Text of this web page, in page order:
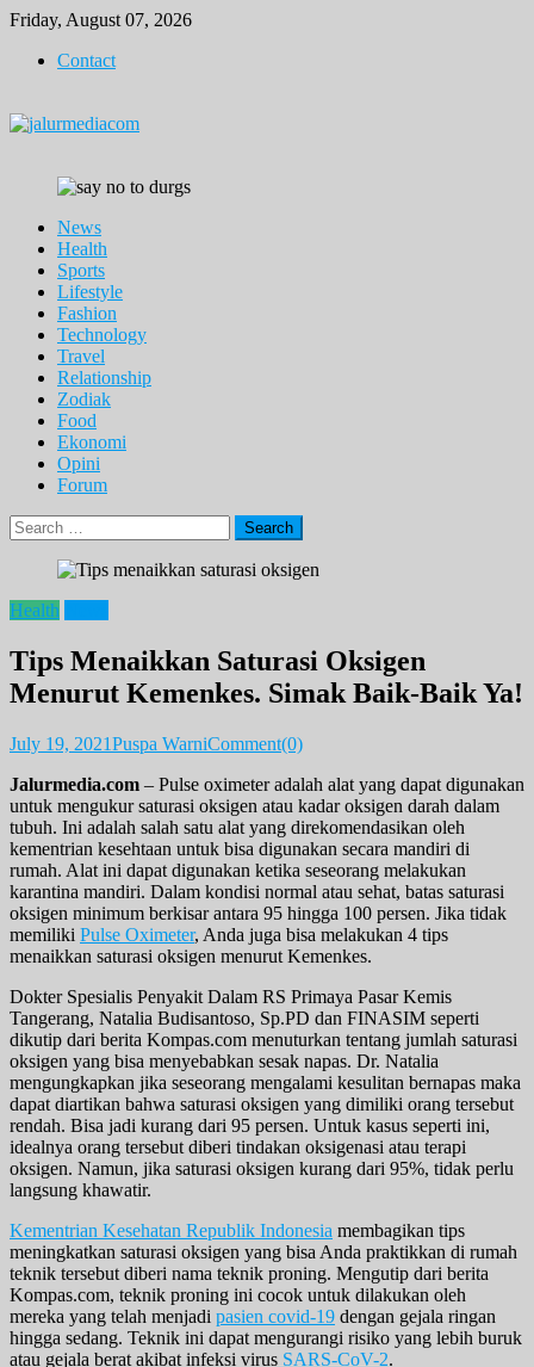
Skip
content
Friday, August 07, 2026
Contact
News
Health
Sports
Lifestyle
Fashion
Technology
Travel
Relationship
Zodiak
Food
Ekonomi
Opini
Forum
Search
for:
Health
Tips Menaikkan Saturasi Oksigen
Menurut Kemenkes. Simak Baik-Baik Ya!
July 19, 2021Puspa WarniComment(0)
Jalurmedia.com – Pulse oximeter adalah alat yang dapat digunakan
untuk mengukur saturasi oksigen atau kadar oksigen darah dalam
tubuh. Ini adalah salah satu alat yang direkomendasikan oleh
kementrian kesehtaan untuk bisa digunakan secara mandiri di
rumah. Alat ini dapat digunakan ketika seseorang melakukan
karantina mandiri. Dalam kondisi normal atau sehat, batas saturasi
oksigen minimum berkisar antara 95 hingga 100 persen. Jika tidak
memiliki Pulse Oximeter, Anda juga bisa melakukan 4 tips
menaikkan saturasi oksigen menurut Kemenkes.
Dokter Spesialis Penyakit Dalam RS Primaya Pasar Kemis
Tangerang, Natalia Budisantoso, Sp.PD dan FINASIM seperti
dikutip dari berita Kompas.com menuturkan tentang jumlah saturasi
oksigen yang bisa menyebabkan sesak napas. Dr. Natalia
mengungkapkan jika seseorang mengalami kesulitan bernapas maka
dapat diartikan bahwa saturasi oksigen yang dimiliki orang tersebut
rendah. Bisa jadi kurang dari 95 persen. Untuk kasus seperti ini,
idealnya orang tersebut diberi tindakan oksigenasi atau terapi
oksigen. Namun, jika saturasi oksigen kurang dari 95%, tidak perlu
langsung khawatir.
Kementrian Kesehatan Republik Indonesia membagikan tips
meningkatkan saturasi oksigen yang bisa Anda praktikkan di rumah
teknik tersebut diberi nama teknik proning. Mengutip dari berita
Kompas.com, teknik proning ini cocok untuk dilakukan oleh
mereka yang telah menjadi pasien covid-19 dengan gejala ringan
hingga sedang. Teknik ini dapat mengurangi risiko yang lebih buruk
atau gejala berat akibat infeksi virus SARS-CoV-2.